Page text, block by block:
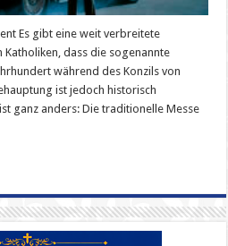
Es gibt eine weit verbreitete
dass die sogenannte
während des Konzils von
ist jedoch historisch
ganz anders: Die traditionelle Messe